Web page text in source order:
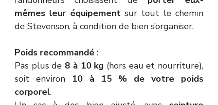
mêmes leur équipementsur tout le chemin
de Stevenson, à condition de bien s’organiser.
Poids recommandé :
Pas plus de 8 à 10 kg (hors eau et nourriture),
soit environ 10 à 15 % de votre poids
corporel.